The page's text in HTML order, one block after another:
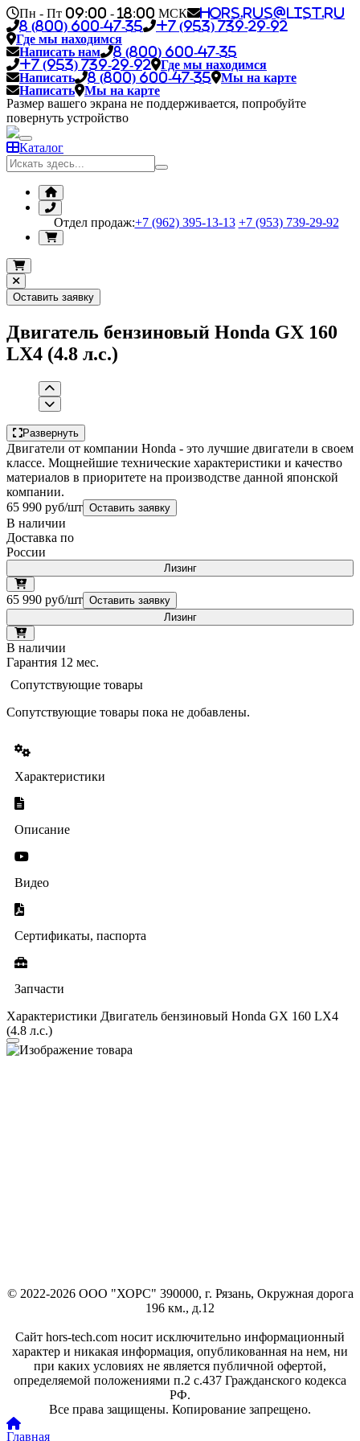
Пн - Пт 09:00 - 18:00 МСК
hors.rus@list.ru
8 (800) 600-47-35
+7 (953) 739-29-92
Где мы находимся
Написать нам
8 (800) 600-47-35
+7 (953) 739-29-92
Где мы находимся
Написать
8 (800) 600-47-35
Мы на карте
Написать
Мы на карте
Размер вашего экрана не поддерживается, попробуйте
повернуть устройство
Каталог
Отдел продаж:+7 (962) 395-13-13 +7 (953) 739-29-92
Оставить заявку
Двигатель бензиновый Honda GX 160
LX4 (4.8 л.с.)
Развернуть
Двигатели от компании Honda - это лучшие двигатели в своем
классе. Мощнейшие технические характеристики и качество
материалов в приоритете на производстве данной японской
компании.
65 990 руб/шт Оставить заявку
В наличии
Доставка по
России
Лизинг
65 990 руб/шт Оставить заявку
Лизинг
В наличии
Гарантия 12 мес.
Сопутствующие товары
Сопутствующие товары пока не добавлены.
Характеристики
Описание
Видео
Сертификаты, паспорта
Запчасти
Характеристики Двигатель бензиновый Honda GX 160 LX4
(4.8 л.с.)
© 2022-2026 ООО "ХОРС" 390000, г. Рязань, Окружная дорога
196 км., д.12
Сайт hors-tech.com носит исключительно информационный
характер и никакая информация, опубликованная на нем, ни
при каких условиях не является публичной офертой,
определяемой положениями п.2 с.437 Гражданского кодекса
РФ.
Все права защищены. Копирование запрещено.
Главная